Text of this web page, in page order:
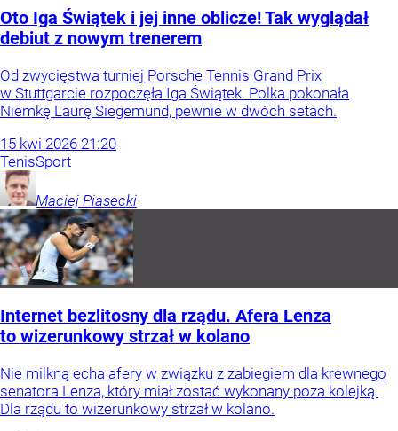
Oto Iga Świątek i jej inne oblicze! Tak wyglądał
debiut z nowym trenerem
Od zwycięstwa turniej Porsche Tennis Grand Prix
w Stuttgarcie rozpoczęła Iga Świątek. Polka pokonała
Niemkę Laurę Siegemund, pewnie w dwóch setach.
15 kwi 2026 21:20
TenisSport
Maciej Piasecki
Internet bezlitosny dla rządu. Afera Lenza
to wizerunkowy strzał w kolano
Nie milkną echa afery w związku z zabiegiem dla krewnego
senatora Lenza, który miał zostać wykonany poza kolejką.
Dla rządu to wizerunkowy strzał w kolano.